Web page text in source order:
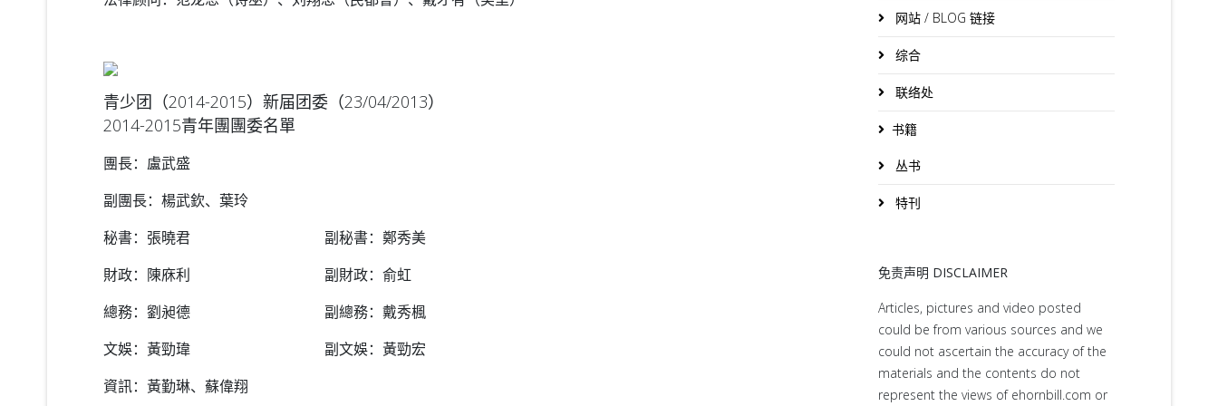
青少团（2014-2015）新届团委（23/04/2013）
2014-2015青年團團委名單
團長：盧武盛
副團長：楊武欽、葉玲
秘書：張曉君 副秘書：鄭秀美
財政：陳庥利 副財政：俞虹
總務：劉昶德 副總務：戴秀楓
文娛：黃勁瑋 副文娛：黃勁宏
資訊：黃勤琳、 蘇偉翔
网站 / BLOG 链接
综合
联络处
书籍
丛书
特刊
免责声明 DISCLAIMER
Articles, pictures and video posted
could be from various sources and we
could not ascertain the accuracy of the
materials and the contents do not
represent the views of ehornbill.com or